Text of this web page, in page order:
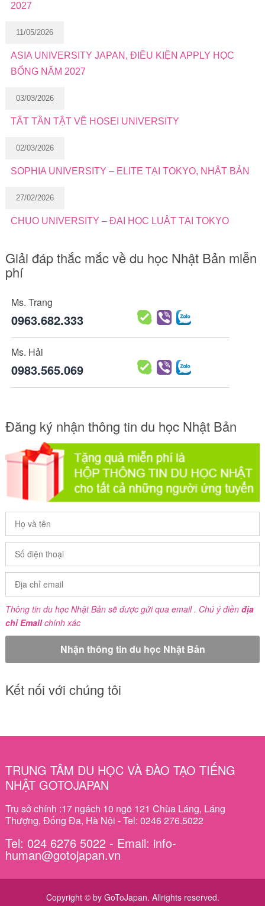
2027
11/05/2026
ASIA UNIVERSITY JAPAN, ĐIỀU KIỆN APPLY HỌC
BỔNG NĂM 2027
03/03/2026
TẤT TẦN TẬT VỀ HOSEI UNIVERSITY
02/03/2026
SOPHIA UNIVERSITY – ELITE TẠI TOKYO, NHẬT BẢN
27/02/2026
CHUO UNIVERSITY – ĐẠI HỌC LUẬT TẠI TOKYO
Giải đáp thắc mắc về du học Nhật Bản miễn
phí
Ms. Trang
0963.682.333
Ms. Hải
0983.565.069
Đăng ký nhận thông tin du học Nhật Bản
Thông tin du học Nhật Bản sẽ được gửi qua email . Chú ý điền địa
chỉ Emailchính xác
Kết nối với chúng tôi
TRUNG TÂM DU HỌC VÀ ĐÀO TẠO TIẾNG
NHẬT GOTOJAPAN
Trụ sở chính :17 ngách 10 ngõ 121 Chùa Láng, Láng
Thượng, Đống Đa, Hà Nội - Tel: 0246 276.5022
Tel: 024 6276 5022 - Email: info-
human@gotojapan.vn
Copyright © by GoToJapan. Allrights reserved.